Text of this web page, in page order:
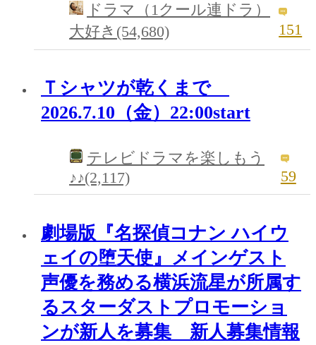
ドラマ（1クール連ドラ）
大好き(54,680)
151
Ｔシャツが乾くまで
2026.7.10（金）22:00start
テレビドラマを楽しもう
♪♪(2,117)
59
劇場版『名探偵コナン ハイウ
ェイの堕天使』メインゲスト
声優を務める横浜流星が所属す
るスターダストプロモーショ
ンが新人を募集 新人募集情報